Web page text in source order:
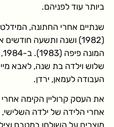
ביותר עוד לפניהם.
שנתיים אחרי החתונה,
(1982) ושנה ותשעה
שלוש וילדה בת שנה, לאבא
העבודה לעמאן, ירדן.
את העסק קרוליין הקימה